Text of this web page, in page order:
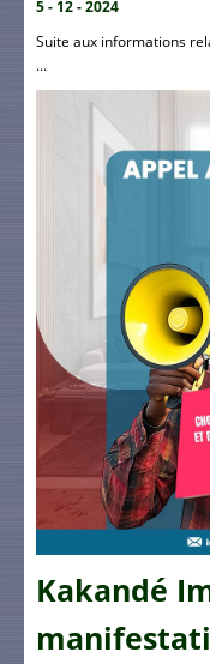
5 - 12 - 2024
Suite aux informations
...
Kakandé